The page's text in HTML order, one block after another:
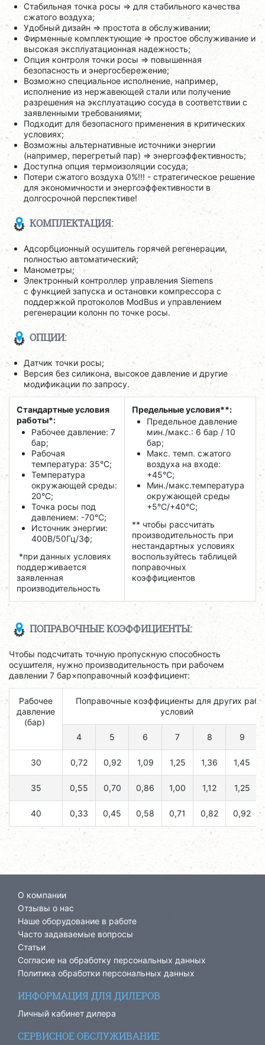
Стабильная точка росы => для стабильного качества
сжатого воздуха;
Удобный дизайн => простота в обслуживании;
Фирменные комплектующие => простое обслуживание и
высокая эксплуатационная надежность;
Опция контроля точки росы => повышенная
безопасность и энергосбережение;
Возможно специальное исполнение, например,
исполнение из нержавеющей стали или получение
разрешения на эксплуатацию сосуда в соответствии с
заявленными требованиями;
Подходит для безопасного применения в критических
условиях;
Возможны альтернативные источники энергии
(например, перегретый пар) => энергоэффективность;
Доступна опция термоизоляции сосуда;
Потери сжатого воздуха 0%!!! - стратегическое решение
для экономичности и энергоэффективности в
долгосрочной перспективе!
КОМПЛЕКТАЦИЯ:
Адсорбционный осушитель горячей регенерации,
полностью автоматический;
Манометры;
Электронный контроллер управления Siemens
с функцией запуска и остановки компрессора c
поддержкой протоколов ModBus и управлением
регенерации колонн по точке росы.
ОПЦИИ:
Датчик точки росы;
Версия без силикона, высокое давление и другие
модификации по запросу.
Стандартные условия
работы*:
Рабочее давление: 7
бар;
Рабочая
температура: 35°C;
Температура
окружающей среды:
20°C;
Точка росы под
давлением: -70°C;
Источник энергии:
400В/50Гц/3ф;
*при данных условиях
поддерживается
заявленная
производительность
Предельные условия**:
Предельное давление
мин./макс.: 6 бар / 10
бар;
Макс. темп. сжатого
воздуха на входе:
+45°C;
Мин./макс.температура
окружающей среды
+5°C/+40°C;
** чтобы рассчитать
производительность при
нестандартных условиях
воспользуйтесь таблицей
поправочных
коэффициентов
ПОПРАВОЧНЫЕ КОЭФФИЦИЕНТЫ:
Чтобы подсчитать точную пропускную способность
осушителя, нужно производительность при рабочем
давлении 7 бар×поправочный коэффициент:
Рабочее
давление
(бар)
Поправочные коэффициенты для других
условий
4 5 6 7 8 9
30 0,72 0,92 1,09 1,25 1,36 1,45
35 0,55 0,70 0,86 1,00 1,12 1,25
40 0,33 0,45 0,58 0,71 0,82 0,92
О компании
Отзывы о нас
Наше оборудование в работе
Часто задаваемые вопросы
Статьи
Согласие на обработку персональных данных
Политика обработки персональных данных
ИНФОРМАЦИЯ ДЛЯ ДИЛЕРОВ
Личный кабинет дилера
СЕРВИСНОЕ ОБСЛУЖИВАНИЕ